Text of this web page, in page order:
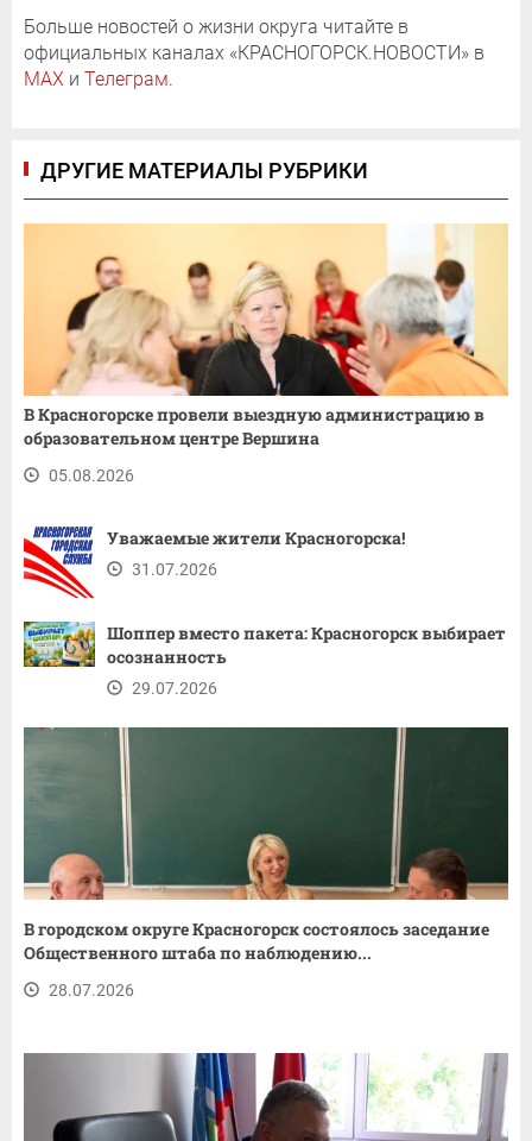
Больше новостей о жизни округа читайте в
официальных каналах «КРАСНОГОРСК.НОВОСТИ» в
MAX и Телеграм.
ДРУГИЕ МАТЕРИАЛЫ РУБРИКИ
В Красногорске провели выездную администрацию в
образовательном центре Вершина
05.08.2026
Уважаемые жители Красногорска!
31.07.2026
Шоппер вместо пакета: Красногорск выбирает
осознанность
29.07.2026
В городском округе Красногорск состоялось заседание
Общественного штаба по наблюдению...
28.07.2026